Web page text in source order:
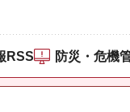
RSS 防災・危機